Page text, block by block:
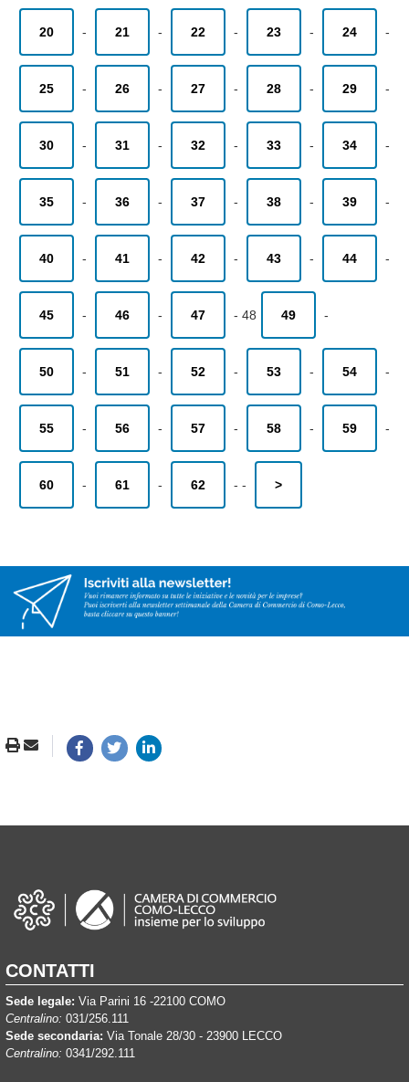
20 - 21 - 22 - 23 - 24 -
25 - 26 - 27 - 28 - 29 -
30 - 31 - 32 - 33 - 34 -
35 - 36 - 37 - 38 - 39 -
40 - 41 - 42 - 43 - 44 -
45 - 46 - 47 - 48 49 -
50 - 51 - 52 - 53 - 54 -
55 - 56 - 57 - 58 - 59 -
60 - 61 - 62 - - >
CONTATTI
Sede legale: Via Parini 16 -22100 COMO
Centralino: 031/256.111
Sede secondaria: Via Tonale 28/30 - 23900 LECCO
Centralino: 0341/292.111